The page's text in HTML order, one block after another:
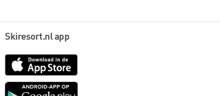
Skiresort.nl app
App
Google